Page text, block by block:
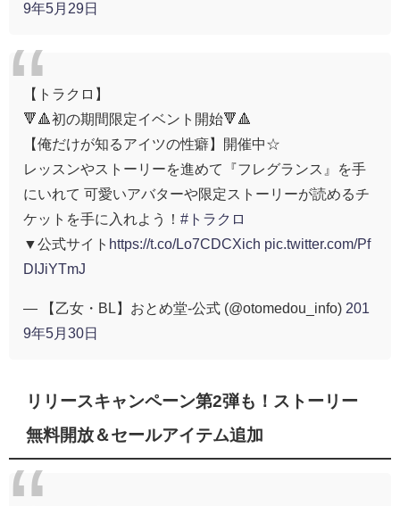
9年5月29日
【トラクロ】
🔻🔺初の期間限定イベント開始🔻🔺
【俺だけが知るアイツの性癖】開催中☆
レッスンやストーリーを進めて『フレグランス』を手
にいれて 可愛いアバターや限定ストーリーが読めるチ
ケットを手に入れよう！ #トラクロ
▼公式サイト https://t.co/Lo7CDCXich pic.twitter.com/Pf
DIJiYTmJ
— 【乙女・BL】おとめ堂-公式 (@otomedou_info) 201
9年5月30日
リリースキャンペーン第2弾も！ストーリー
無料開放＆セールアイテム追加